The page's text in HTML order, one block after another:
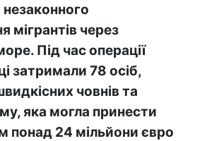
мігрантів через
Під час операції
затримали 78 осіб,
човнів та
яка могла принести
понад 24 мільйони євро